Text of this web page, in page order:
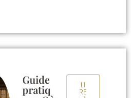
Guide
pratiq LI
RE